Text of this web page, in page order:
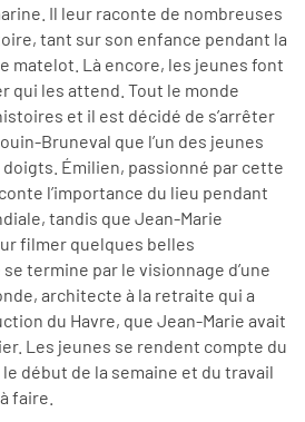
Il leur raconte de nombreuses
tant sur son enfance pendant la
matelot. Là encore, les jeunes font
qui les attend. Tout le monde
et il est décidé de s’arrêter
Bruneval que l’un des jeunes
Émilien, passionné par cette
l’importance du lieu pendant
tandis que Jean-Marie
filmer quelques belles
termine par le visionnage d’une
architecte à la retraite qui a
du Havre, que Jean-Marie avait
Les jeunes se rendent compte du
début de la semaine et du travail
faire.